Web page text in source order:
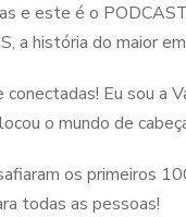
e este é o
a história do maior
Eu sou a
o mundo de
os primeiros
todas as pessoas!